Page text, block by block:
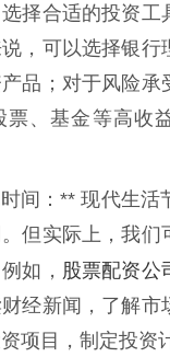
择合适的投资工
，可以选择银行
品；对于风险承
票、基金等高收
间：** 现代生活
但实际上，我们
如， 股票配资公
经新闻，了解市
项目，制定投资